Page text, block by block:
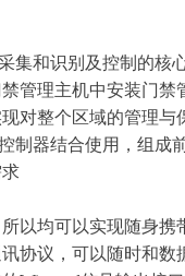
和识别及控制的核
管理主机中安装门
对整个区域的管理
制器结合使用，组
均可以实现随身携
议，可以随时和数